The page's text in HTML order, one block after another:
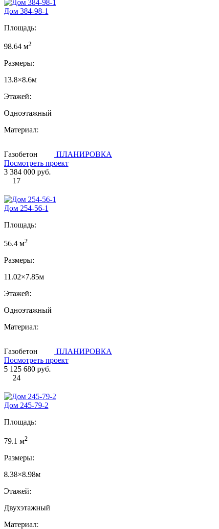
Дом 384-98-1
Площадь:
98.64 м2
Размеры:
13.8×8.6м
Этажей:
Одноэтажный
Материал:
Газобетон
ПЛАНИРОВКА
Посмотреть проект
3 384 000 руб.
17
Дом 254-56-1
Площадь:
56.4 м2
Размеры:
11.02×7.85м
Этажей:
Одноэтажный
Материал:
Газобетон
ПЛАНИРОВКА
Посмотреть проект
5 125 680 руб.
24
Дом 245-79-2
Площадь:
79.1 м2
Размеры:
8.38×8.98м
Этажей:
Двухэтажный
Материал: